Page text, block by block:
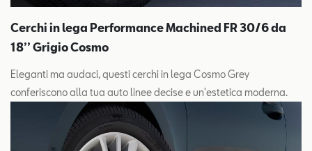
Cerchi in lega Performance Machined FR 30/6 da
18’’ Grigio Cosmo
Eleganti ma audaci, questi cerchi in lega Cosmo Grey
conferiscono alla tua auto linee decise e un'estetica moderna.